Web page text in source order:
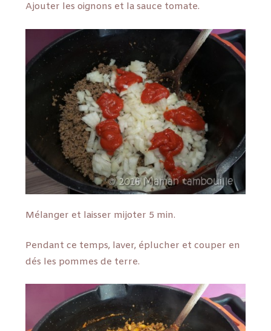
Ajouter les oignons et la sauce tomate.
Mélanger et laisser mijoter 5 min.
Pendant ce temps, laver, éplucher et couper en
dés les pommes de terre.